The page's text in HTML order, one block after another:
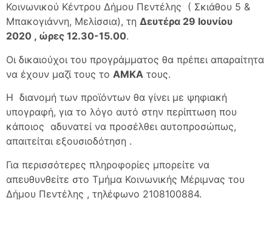
Κοινωνικού Κέντρου Δήμου Πεντέλης ( Σκιάθου 5 &
Μπακογιάννη, Μελίσσια), τη Δευτέρα 29 Ιουνίου
2020 , ώρες 12.30-15.00.
Οι δικαιούχοι του προγράμματος θα πρέπει απαραίτητα
να έχουν μαζί τους το ΑΜΚΑ τους.
Η διανομή των προϊόντων θα γίνει με ψηφιακή
υπογραφή, για το λόγο αυτό στην περίπτωση που
κάποιος αδυνατεί να προσέλθει αυτοπροσώπως,
απαιτείται εξουσιοδότηση .
Για περισσότερες πληροφορίες μπορείτε να
απευθυνθείτε στο Τμήμα Κοινωνικής Μέριμνας του
Δήμου Πεντέλης , τηλέφωνο 2108100884.